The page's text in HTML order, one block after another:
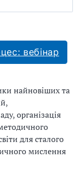
вебінар
найновіших та
організація
для сталого
мислення